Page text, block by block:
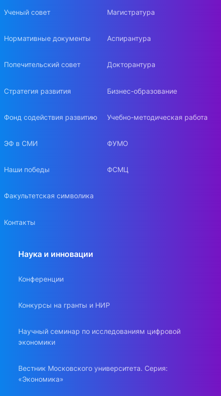
Ученый совет
Нормативные документы
Попечительский совет
Стратегия развития
Фонд содействия развитию
ЭФ в СМИ
Наши победы
Факультетская символика
Контакты
Магистратура
Аспирантура
Докторантура
Бизнес-образование
Учебно-методическая работа
ФУМО
ФСМЦ
Наука и инновации
Конференции
Конкурсы на гранты и НИР
Научный семинар по исследованиям цифровой
экономики
Вестник Московского университета. Серия:
«Экономика»